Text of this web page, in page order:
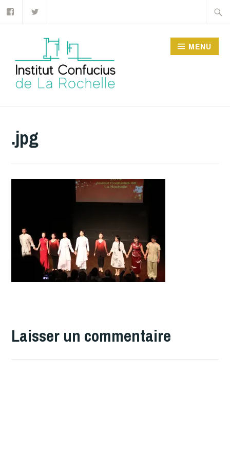
Accéder
DE LA ROCHELLE
MENU
.jpg
Laisser un commentaire